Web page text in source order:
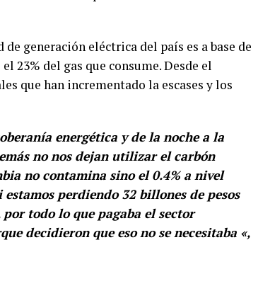
de generación eléctrica del país es a base de
23% del gas que consume. Desde el
que han incrementado la escases y los
energética y de la noche a la
no nos dejan utilizar el carbón
no contamina sino el 0.4% a nivel
perdiendo 32 billones de pesos
todo lo que pagaba el sector
decidieron que eso no se necesitaba «,